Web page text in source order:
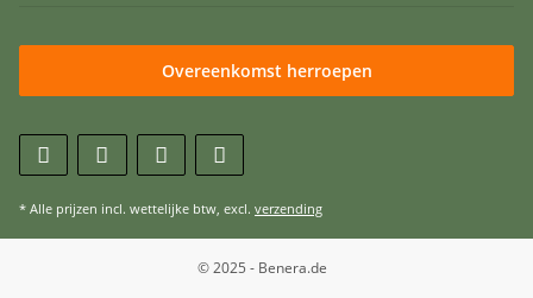
Overeenkomst herroepen
* Alle prijzen incl. wettelijke btw, excl. verzending
© 2025 - Benera.de